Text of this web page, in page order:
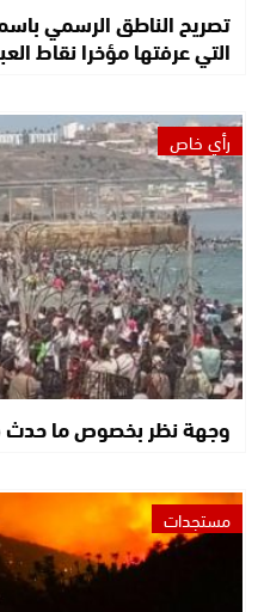
تصريح الناطق الرسمي
التي عرفتها مؤخرا نقاط
رأي خاص
وجهة نظر بخصوص ما حدث
مستجدات